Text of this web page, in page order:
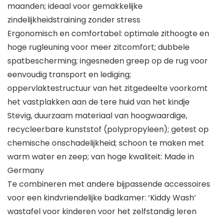
maanden; ideaal voor gemakkelijke
zindelijkheidstraining zonder stress
Ergonomisch en comfortabel: optimale zithoogte en
hoge rugleuning voor meer zitcomfort; dubbele
spatbescherming; ingesneden greep op de rug voor
eenvoudig transport en lediging;
oppervlaktestructuur van het zitgedeelte voorkomt
het vastplakken aan de tere huid van het kindje
Stevig, duurzaam materiaal van hoogwaardige,
recycleerbare kunststof (polypropyleen); getest op
chemische onschadelijkheid; schoon te maken met
warm water en zeep; van hoge kwaliteit: Made in
Germany
Te combineren met andere bijpassende accessoires
voor een kindvriendelijke badkamer: ‘Kiddy Wash’
wastafel voor kinderen voor het zelfstandig leren